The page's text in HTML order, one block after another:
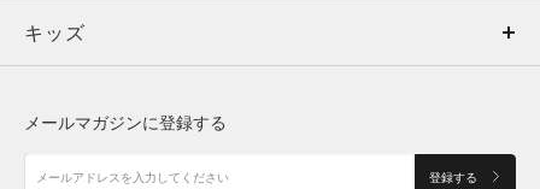
キッズ
アクセサリー
ボトムス
アクセサリー
トップス
シューズ
キッズ
メールマガジンに登録する
登録する